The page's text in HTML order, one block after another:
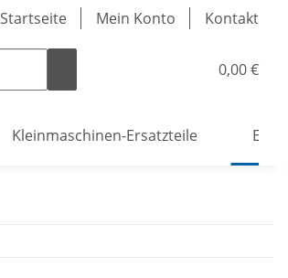
Startseite Mein Konto Kontakt
0,00 €
Kleinmaschinen-Ersatzteile